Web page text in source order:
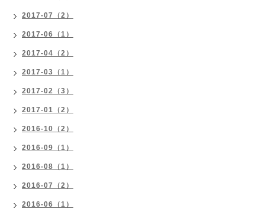
2017-07（2）
2017-06（1）
2017-04（2）
2017-03（1）
2017-02（3）
2017-01（2）
2016-10（2）
2016-09（1）
2016-08（1）
2016-07（2）
2016-06（1）